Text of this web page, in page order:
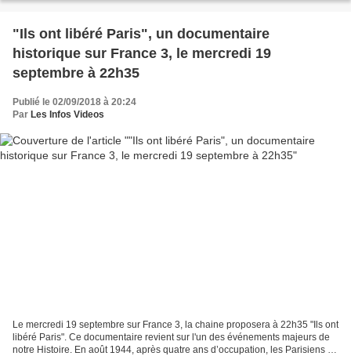
"Ils ont libéré Paris", un documentaire
historique sur France 3, le mercredi 19
septembre à 22h35
Publié le 02/09/2018 à 20:24
Par Les Infos Videos
Le mercredi 19 septembre sur France 3, la chaine proposera à 22h35 "Ils ont
libéré Paris". Ce documentaire revient sur l'un des événements majeurs de
notre Histoire. En août 1944, après quatre ans d’occupation, les Parisiens se